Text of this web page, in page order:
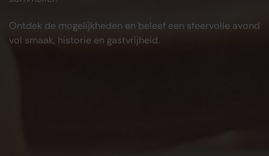
Ontdek de mogelijkheden en beleef een sfeervolle avond
vol smaak, historie en gastvrijheid.